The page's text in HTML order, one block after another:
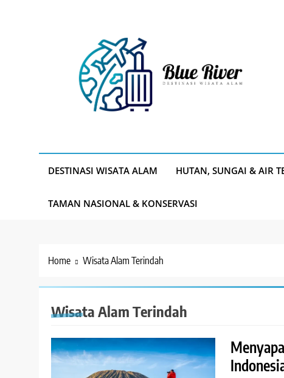
DESTINASI WISATA ALAM HUTAN, SUNGAI & AIR
TAMAN NASIONAL & KONSERVASI
Home Wisata Alam Terindah
Wisata Alam Terindah